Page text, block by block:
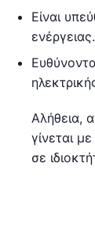
Είναι
ενέργειας.
Αλήθεια,
γίνεται
σε